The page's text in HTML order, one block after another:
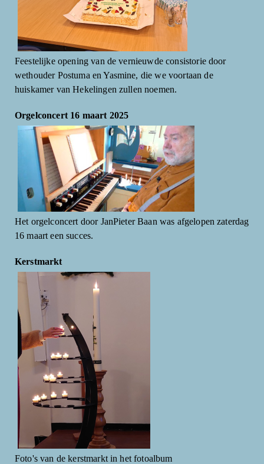
Feestelijke opening van de vernieuwde consistorie door
wethouder Postuma en Yasmine, die we voortaan de
huiskamer van Hekelingen zullen noemen.
Orgelconcert 16 maart 2025
Het orgelconcert door JanPieter Baan was afgelopen zaterdag
16 maart een succes.
Kerstmarkt
Foto's van de kerstmarkt in het fotoalbum